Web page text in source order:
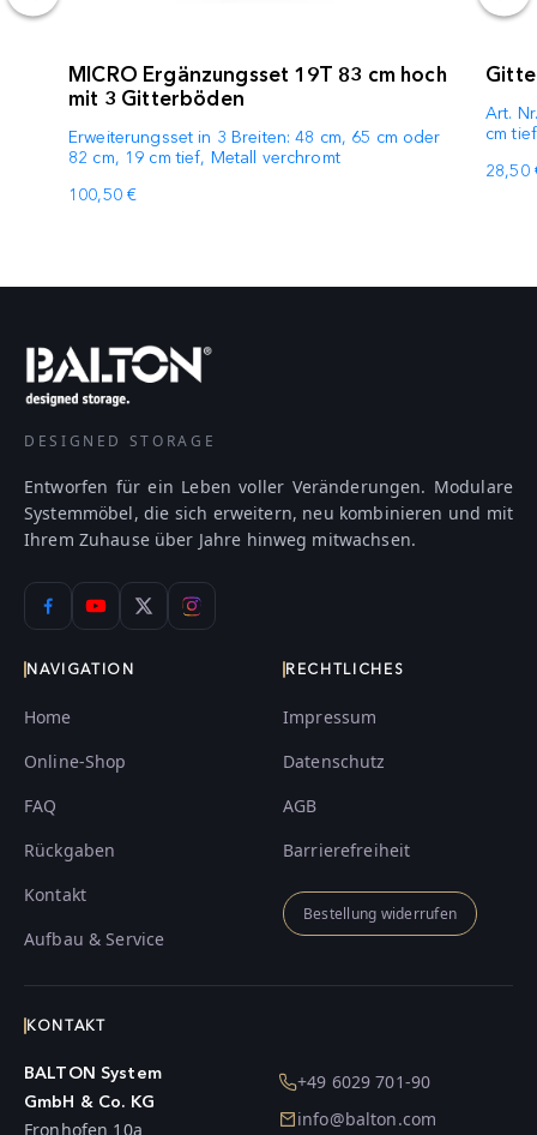
MICRO Ergänzungsset 19T 83 cm hoch
mit 3 Gitterböden
Erweiterungsset in 3 Breiten: 48 cm, 65 cm oder
82 cm, 19 cm tief, Metall verchromt
100,50 €
Art.
cm
28,50
DESIGNED STORAGE
Entworfen für ein Leben voller Veränderungen. Modulare
Systemmöbel, die sich erweitern, neu kombinieren und mit
Ihrem Zuhause über Jahre hinweg mitwachsen.
NAVIGATION
Home
Online-Shop
FAQ
Rückgaben
Kontakt
Aufbau & Service
RECHTLICHES
Impressum
Datenschutz
AGB
Barrierefreiheit
Bestellung widerrufen
KONTAKT
BALTON System
GmbH & Co. KG
Fronhofen 10a
+49 6029 701-90
info@balton.com